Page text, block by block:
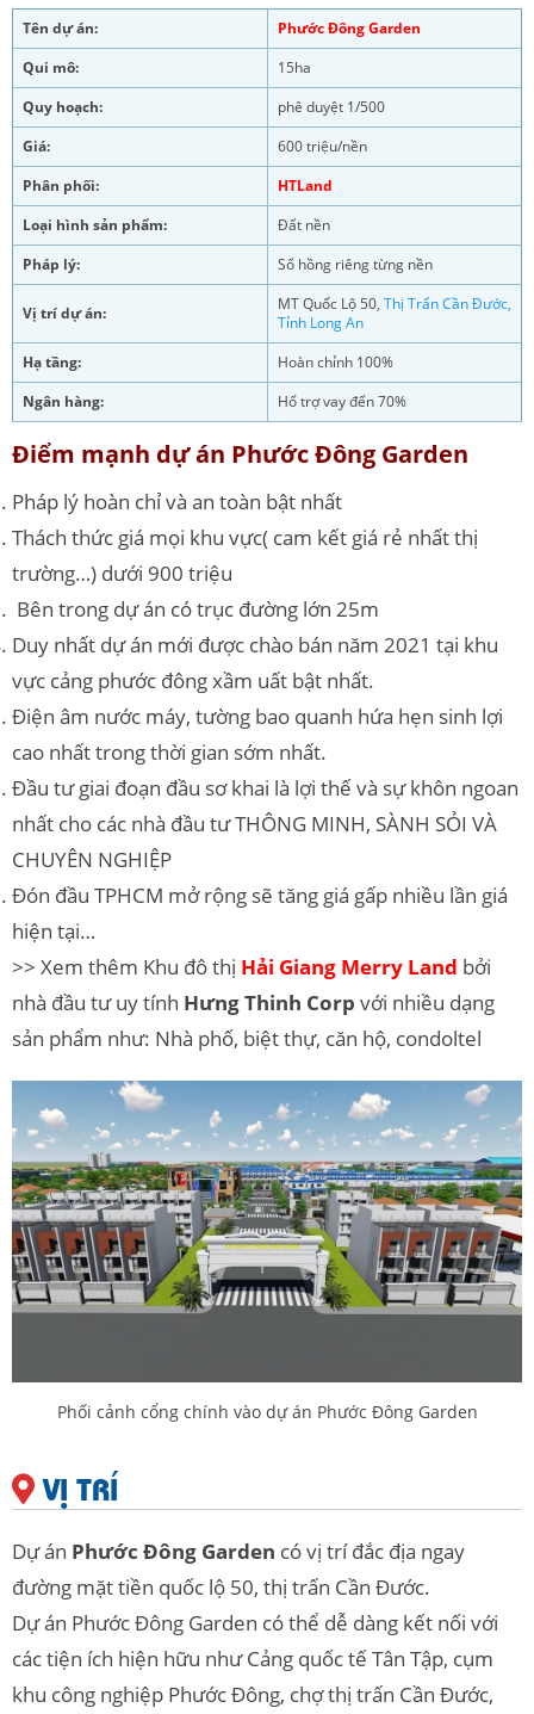
Tên dự án:
Phước Đông Garden
Qui mô:
15ha
Quy hoạch:
phê duyệt 1/500
Giá:
600 triệu/nền
Phân phối:
HTLand
Loại hình sản phẩm:
Đất nền
Pháp lý:
Sổ hồng riêng từng nền
Vị trí dự án: MT Quốc Lộ 50, Thị Trấn Cần Đước,
Tỉnh Long An
Hạ tầng:
Hoàn chỉnh 100%
Ngân hàng:
Hổ trợ vay đến 70%
Điểm mạnh dự án Phước Đông Garden
Pháp lý hoàn chỉ và an toàn bật nhất
Thách thức giá mọi khu vực( cam kết giá rẻ nhất thị
trường…) dưới 900 triệu
Bên trong dự án có trục đường lớn 25m
Duy nhất dự án mới được chào bán năm 2021 tại khu
vực cảng phước đông xầm uất bật nhất.
Điện âm nước máy, tường bao quanh hứa hẹn sinh lợi
cao nhất trong thời gian sớm nhất.
Đầu tư giai đoạn đầu sơ khai là lợi thế và sự khôn ngoan
nhất cho các nhà đầu tư THÔNG MINH, SÀNH SỎI VÀ
CHUYÊN NGHIỆP
Đón đầu TPHCM mở rộng sẽ tăng giá gấp nhiều lần giá
hiện tại…
>> Xem thêm Khu đô thị Hải Giang Merry Land bởi
nhà đầu tư uy tính Hưng Thinh Corp với nhiều dạng
sản phẩm như: Nhà phố, biệt thự, căn hộ, condoltel
Phối cảnh cổng chính vào dự án Phước Đông Garden
VỊ TRÍ
Dự án Phước Đông Garden có vị trí đắc địa ngay
đường mặt tiền quốc lộ 50, thị trấn Cần Đước.
Dự án Phước Đông Garden có thể dễ dàng kết nối với
các tiện ích hiện hữu như Cảng quốc tế Tân Tập, cụm
khu công nghiệp Phước Đông, chợ thị trấn Cần Đước,